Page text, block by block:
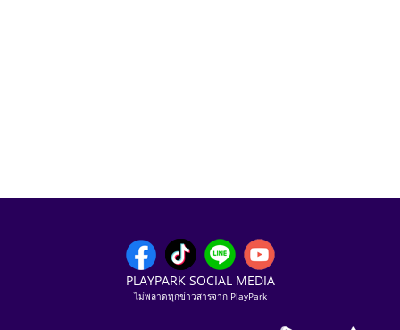
PLAYPARK SOCIAL MEDIA
ไม่พลาดทุกข่าวสารจาก PlayPark